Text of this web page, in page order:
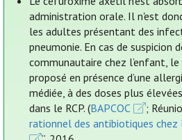
administration orale. Il n'est
les adultes présentant des
pneumonie. En cas de suspicion
communautaire chez l’enfant,
proposé en présence d’une
médiée, à des doses plus
dans le RCP. (BAPCOC ;
rationnel des antibiotiques chez